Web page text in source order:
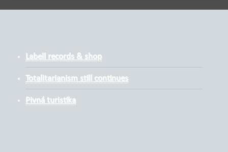
Labell records & shop
Totalitarianism still continues
Pivná turistika